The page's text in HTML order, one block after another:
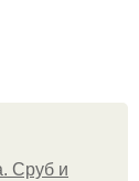
Сруб и